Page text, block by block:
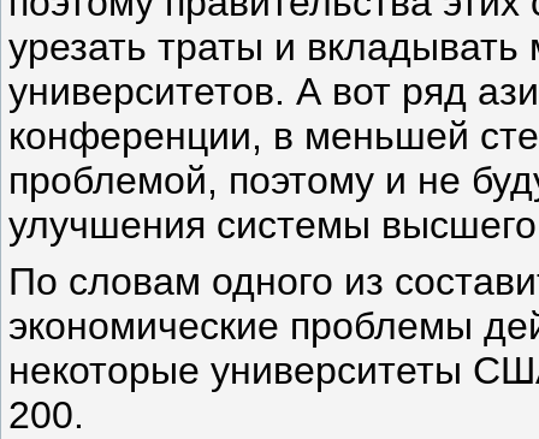
урезать траты и
университетов. А вот ряд
конференции, в меньшей
проблемой, поэтому и не
улучшения системы
По словам одного из
экономические проблемы
некоторые университеты
200.